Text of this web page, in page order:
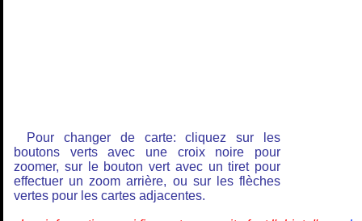
Pour changer de carte: cliquez sur les
boutons verts avec une croix noire pour
zoomer, sur le bouton vert avec un tiret pour
effectuer un zoom arrière, ou sur les flèches
vertes pour les cartes adjacentes.